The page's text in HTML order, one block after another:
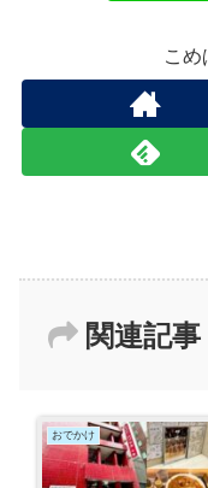
こめ
関連記事
おでかけ